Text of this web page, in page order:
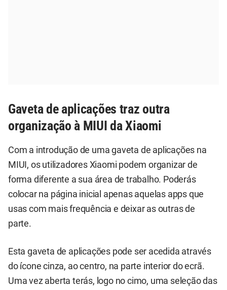
Gaveta de aplicações traz outra
organização à MIUI da Xiaomi
Com a introdução de uma gaveta de aplicações na
MIUI, os utilizadores Xiaomi podem organizar de
forma diferente a sua área de trabalho. Poderás
colocar na página inicial apenas aquelas apps que
usas com mais frequência e deixar as outras de
parte.
Esta gaveta de aplicações pode ser acedida através
do ícone cinza, ao centro, na parte interior do ecrã.
Uma vez aberta terás, logo no cimo, uma seleção das